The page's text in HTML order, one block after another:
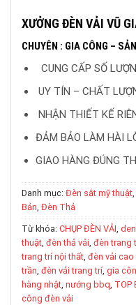
XƯỞNG ĐÈN VẢI VŨ
CHUYÊN : GIA CÔNG –
CUNG CẤP SỐ
UY TÍN – CHẤT
NHẬN THIẾT KẾ
ĐẢM BẢO LÀM HÀI
GIAO HÀNG ĐÚNG
Danh mục: Đèn sắt mỹ thuật,
Bản, Đèn Thả
Từ khóa: CHỤP ĐÈN VẢI,
thuật, đèn thả vải, đèn trang
trang trí nội thất, đèn vải cao
trần, đèn vải trang trí, gia
hàng nhật, nướng bbq, TOP
công đèn vải